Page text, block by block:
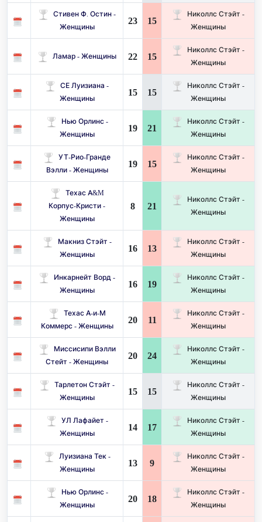
Стивен Ф. Остин -
Женщины
23 15
Николлс Стэйт -
Женщины
Ламар - Женщины 22 15
Николлс Стэйт -
Женщины
СЕ Луизиана -
Женщины
15 15
Николлс Стэйт -
Женщины
Нью Орлинс -
Женщины
19 21
Николлс Стэйт -
Женщины
УТ-Рио-Гранде
Вэлли - Женщины
19 15
Николлс Стэйт -
Женщины
Техас A&M
Корпус-Кристи -
Женщины
8 21
Николлс Стэйт -
Женщины
Макниз Стэйт -
Женщины
16 13
Николлс Стэйт -
Женщины
Инкарнейт Ворд -
Женщины
16 19
Николлс Стэйт -
Женщины
Техас А-и-М
Коммерс - Женщины
20 11
Николлс Стэйт -
Женщины
Миссисипи Вэлли
Стейт - Женщины
20 24
Николлс Стэйт -
Женщины
Тарлетон Стэйт -
Женщины
15 15
Николлс Стэйт -
Женщины
УЛ Лафайет -
Женщины
14 17
Николлс Стэйт -
Женщины
Луизиана Тек -
Женщины
13 9
Николлс Стэйт -
Женщины
Нью Орлинс -
Женщины
20 18
Николлс Стэйт -
Женщины